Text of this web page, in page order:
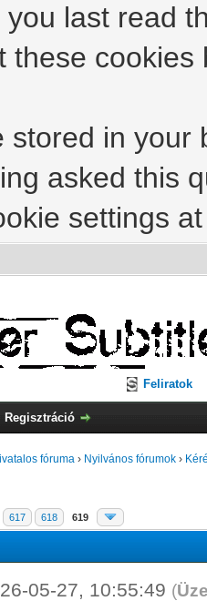
last read
these cookies
stored in
asked this
settings
Feliratok
Regisztráció
fóruma › Nyilvános fórumok ›
617 618 619
05-27, 10:55:49 (